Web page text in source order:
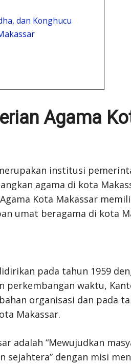
dan Konghucu
Agama
institusi
agama di kota
Kota Makassar
umat beragama di kota
pada tahun 1959
perkembangan waktu,
organisasi dan pada
Makassar.
adalah “Mewujudkan
sejahtera” dengan misi